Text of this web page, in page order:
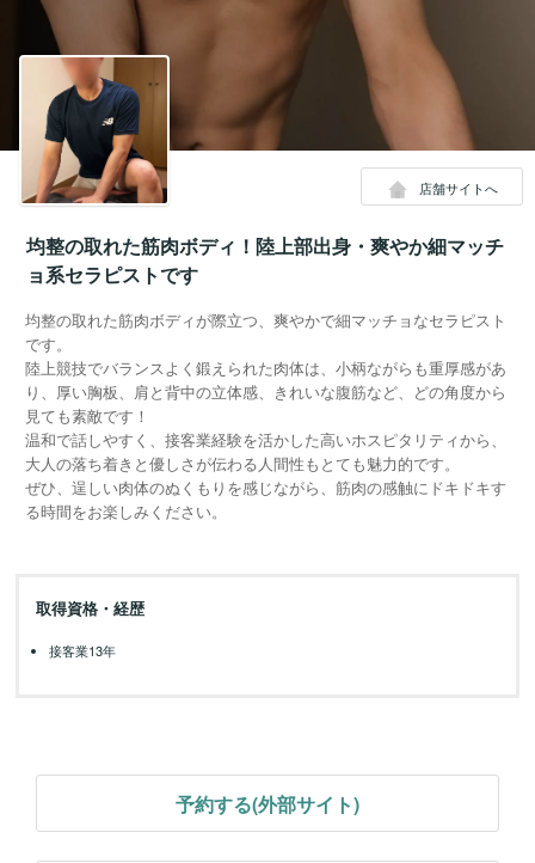
店舗サイトへ
均整の取れた筋肉ボディ！陸上部出身・爽やか細マッチ
ョ系セラピストです
均整の取れた筋肉ボディが際立つ、爽やかで細マッチョなセラピスト
です。
陸上競技でバランスよく鍛えられた肉体は、小柄ながらも重厚感があ
り、厚い胸板、肩と背中の立体感、きれいな腹筋など、どの角度から
見ても素敵です！
温和で話しやすく、接客業経験を活かした高いホスピタリティから、
大人の落ち着きと優しさが伝わる人間性もとても魅力的です。
ぜひ、逞しい肉体のぬくもりを感じながら、筋肉の感触にドキドキす
る時間をお楽しみください。
取得資格・経歴
接客業13年
予約する(外部サイト)